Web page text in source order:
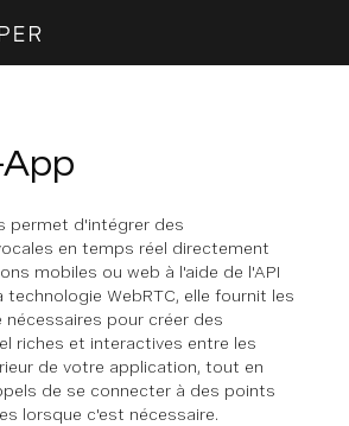
permet d'intégrer des
en temps réel directement
mobiles ou web à l'aide de l'API
technologie WebRTC, elle fournit les
pour créer des
riches et interactives entre les
de votre application, tout en
de se connecter à des points
lorsque c'est nécessaire.